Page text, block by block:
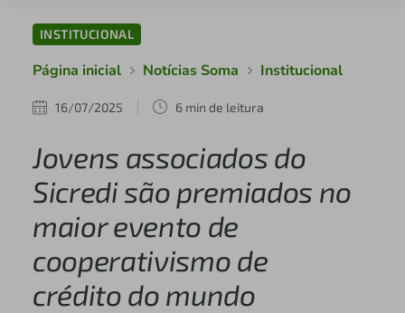
INSTITUCIONAL
Página inicial Notícias Soma Institucional
16/07/2025 6 min de leitura
Jovens associados do
Sicredi são premiados no
maior evento de
cooperativismo de
crédito do mundo